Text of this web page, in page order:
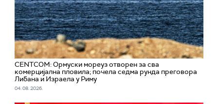
CENTCOM: Ормуски мореуз отворен за сва
комерцијална пловила; почела седма рунда преговора
Либана и Израела у Риму
04. 08. 2026.